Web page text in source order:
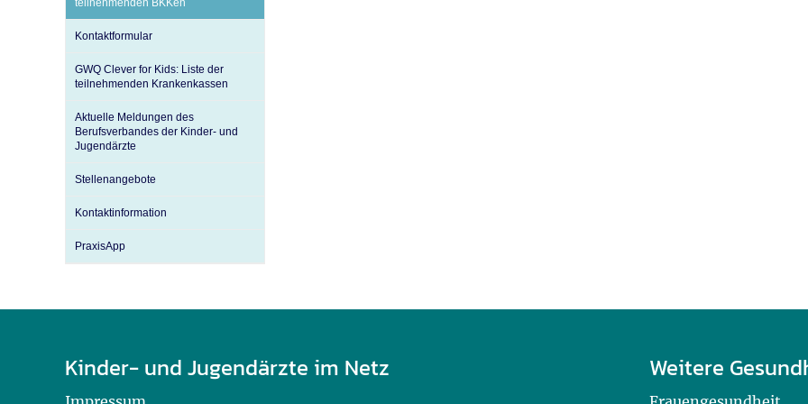
teilnehmenden BKKen
Kontaktformular
GWQ Clever for Kids: Liste der
teilnehmenden Krankenkassen
Aktuelle Meldungen des
Berufsverbandes der Kinder- und
Jugendärzte
Stellenangebote
Kontaktinformation
PraxisApp
Kinder- und Jugendärzte im Netz Weitere